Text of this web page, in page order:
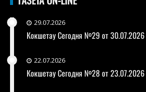
29.07.2026
Кокшетау Сегодня №29 от 30.07.2026
22.07.2026
Кокшетау Сегодня №28 от 23.07.2026